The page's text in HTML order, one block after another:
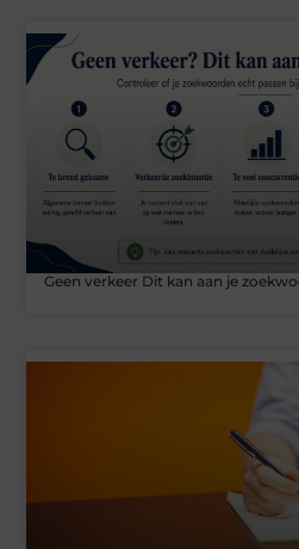
Geen verkeer Dit kan aan je